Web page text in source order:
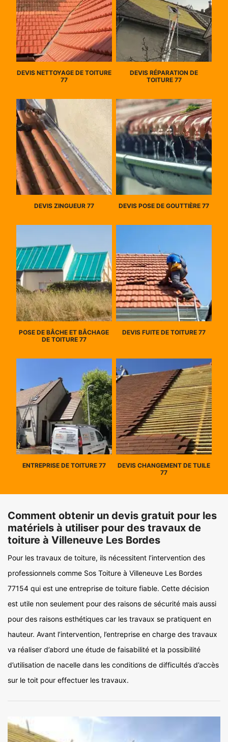
DEVIS NETTOYAGE DE TOITURE
77
DEVIS RÉPARATION DE
TOITURE 77
DEVIS ZINGUEUR 77 DEVIS POSE DE GOUTTIÈRE 77
POSE DE BÂCHE ET BÂCHAGE
DE TOITURE 77
DEVIS FUITE DE TOITURE 77
ENTREPRISE DE TOITURE 77
DEVIS CHANGEMENT DE TUILE
77
Comment obtenir un devis gratuit pour les
matériels à utiliser pour des travaux de
toiture à Villeneuve Les Bordes
Pour les travaux de toiture, ils nécessitent l’intervention des
professionnels comme Sos Toiture à Villeneuve Les Bordes
77154 qui est une entreprise de toiture fiable. Cette décision
est utile non seulement pour des raisons de sécurité mais aussi
pour des raisons esthétiques car les travaux se pratiquent en
hauteur. Avant l’intervention, l’entreprise en charge des travaux
va réaliser d’abord une étude de faisabilité et la possibilité
d’utilisation de nacelle dans les conditions de difficultés d’accès
sur le toit pour effectuer les travaux.